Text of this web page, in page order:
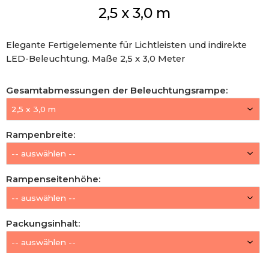
2,5 x 3,0 m
Elegante Fertigelemente für Lichtleisten und indirekte
LED-Beleuchtung. Maße 2,5 x 3,0 Meter
Gesamtabmessungen der Beleuchtungsrampe:
Rampenbreite:
Rampenseitenhöhe:
Packungsinhalt: